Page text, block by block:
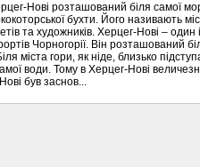
Нові розташований біля самої
бухти. Його називають
та художників. Херцег-Нові –
Чорногорії. Він розташований
міста гори, як ніде, близько
води. Тому в Херцег-Нові величезна
був заснов...